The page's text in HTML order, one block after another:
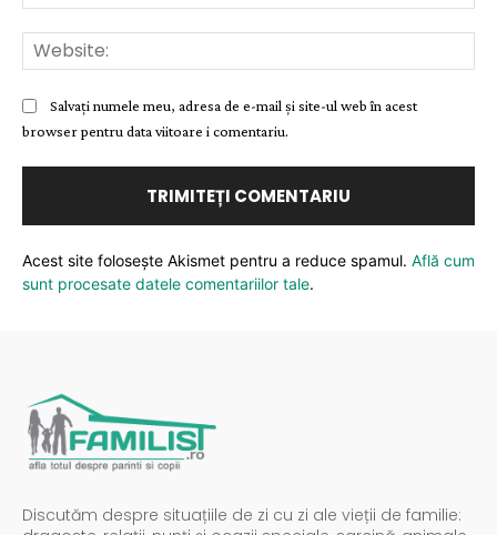
Salvați numele meu, adresa de e-mail și site-ul web în acest
browser pentru data viitoare i comentariu.
Acest site folosește Akismet pentru a reduce spamul. Află cum
sunt procesate datele comentariilor tale.
Discutăm despre situațiile de zi cu zi ale vieții de familie: